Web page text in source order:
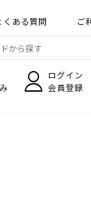
くある質問 ご
ログイン
会員登録